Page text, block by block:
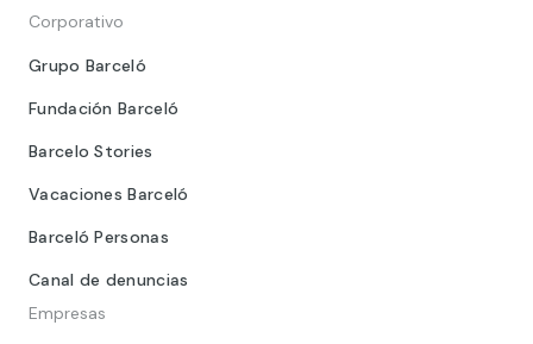
Corporativo
Grupo Barceló
Fundación Barceló
Barcelo Stories
Vacaciones Barceló
Barceló Personas
Canal de denuncias
Empresas